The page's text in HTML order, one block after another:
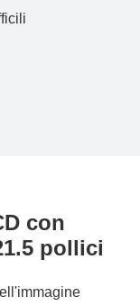
con
pollici